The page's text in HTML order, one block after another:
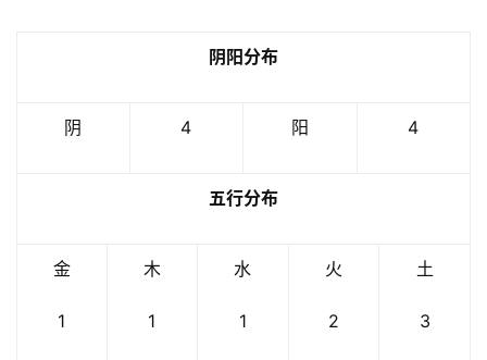
阴阳分布
阴 4 阳 4
五行分布
金
1
木
1
水
1
火
2
土
3